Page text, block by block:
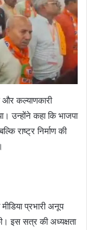
कल्याणकारी
उन्होंने कहा कि भाजपा
राष्ट्र निर्माण की
प्रभारी अनूप
इस सत्र की अध्यक्षता